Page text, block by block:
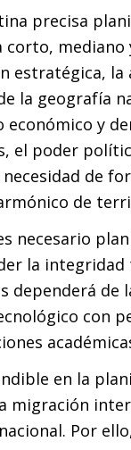
precisa
mediano
estratégica,
la geografía
económico y
el poder
de
de
necesario
la
dependerá de
con
en la
migración
Por